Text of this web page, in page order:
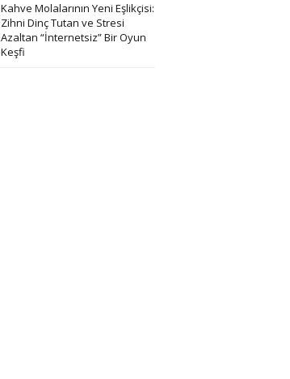
Kahve Molalarının Yeni Eşlikçisi:
Zihni Dinç Tutan ve Stresi
Azaltan “İnternetsiz” Bir Oyun
Keşfi